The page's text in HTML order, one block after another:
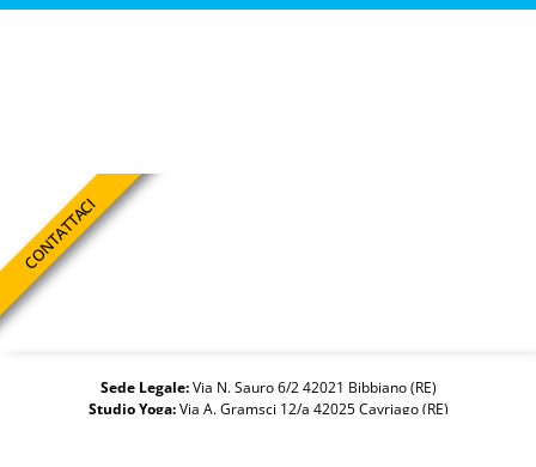
CONTATTACI
Sede Legale:Via N. Sauro 6/2 42021 Bibbiano (RE)
Studio Yoga:Via A. Gramsci 12/a 42025 Cavriago (RE)